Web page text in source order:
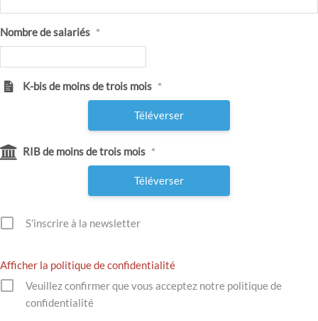
Nombre de salariés *
K-bis de moins de trois mois *
Téléverser
RIB de moins de trois mois *
Téléverser
S’inscrire à la newsletter
Afficher la politique de confidentialité
Veuillez confirmer que vous acceptez notre politique de
confidentialité